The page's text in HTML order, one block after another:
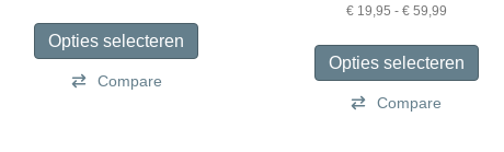
tot
€ 119,99
Opties selecteren
heeft
Compare
€19,95 - €59,99
tot
€ 59,99
Opties selecteren
heeft
Compare